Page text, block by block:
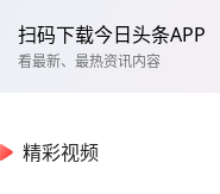
扫码下载今日头条APP
看最新、最热资讯内容
精彩视频